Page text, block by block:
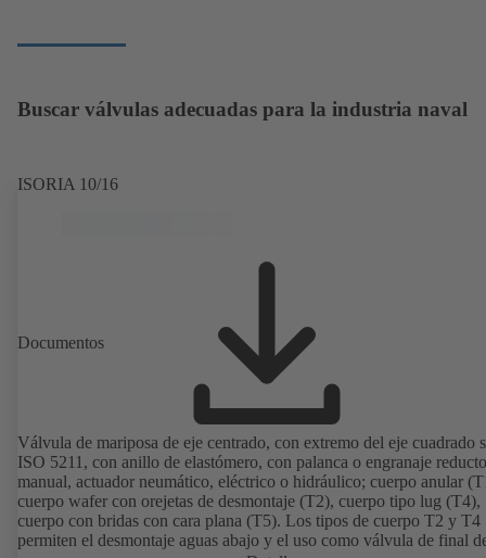
Buscar válvulas adecuadas para la industria naval
ISORIA 10/16
Documentos
Válvula de mariposa de eje centrado, con extremo del eje cuadrado
ISO 5211, con anillo de elastómero, con palanca o engranaje
manual, actuador neumático, eléctrico o hidráulico; cuerpo anular
cuerpo wafer con orejetas de desmontaje (T2), cuerpo tipo lug (T4),
cuerpo con bridas con cara plana (T5). Los tipos de cuerpo T2 y T4
permiten el desmontaje aguas abajo y el uso como válvula de final